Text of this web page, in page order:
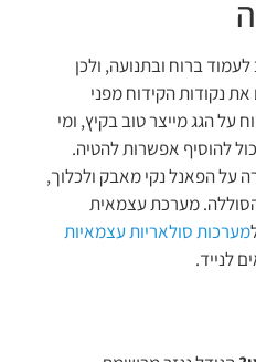
לעמוד ברוח ובתנועה, ולכן
נקודות הקידוח מפני
הגג מייצר טוב בקיץ, ומי
להוסיף אפשרות להטיה.
על הפאנל נקי מאבק ולכלוך,
מערכת עצמאית
מערכות סולאריות עצמאיות
לנייד.